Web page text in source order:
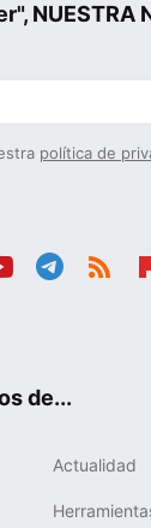
NUESTRA
política de
de...
Actualidad